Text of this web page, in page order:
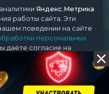
18+
Яндекс.Метрика
работы сайта. Эти
поведении на сайте
персональных
даёте согласие на
сервисами.
Отклонить